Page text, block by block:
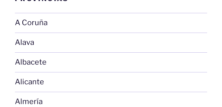
A Coruña
Alava
Albacete
Alicante
Almería